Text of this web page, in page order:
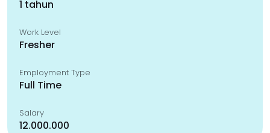
1 tahun
Work Level
Fresher
Employment Type
Full Time
Salary
12.000.000